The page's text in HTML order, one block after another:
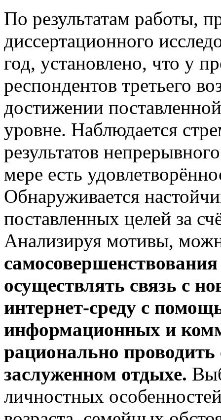
По результатам работы,
диссертационного
год, установлено, что у
респондентов третьего
достижении
уровне. Наблюдается
результатов
мере есть
Обнаруживается
поставленных целей за
Анализируя мотивы,
осуществлять связь с
интернет-среду с
информационных и
рационально проводить
заслуженном отдыхе.
личностных